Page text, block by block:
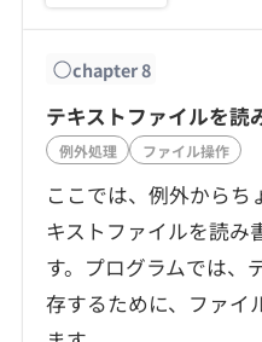
chapter8
テキストファイルを読
例外処理 ファイル操作
ここでは、例外からち
キストファイルを読み
す。プログラムでは、
存するために、ファイ